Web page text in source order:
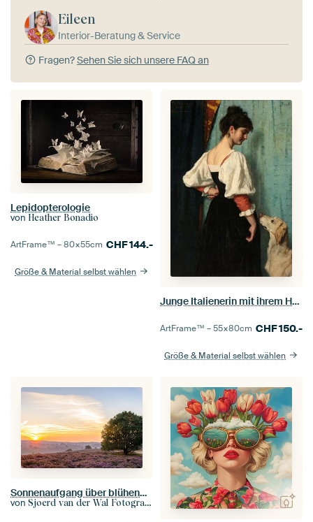
Eileen
Interior-Beratung & Service
Fragen?Sehen Sie sich unsere FAQ an
Lepidopterologie
von Heather Bonadio
ArtFrame™ –80×55cm CHF144.-
Größe & Material selbst wählen
Junge Italienerin mit ihrem Hund Puck (Thérèse Schwartze)
ArtFrame™ –55×80cm CHF150.-
Größe & Material selbst wählen
Sonnenaufgang über blühenden Heidekrautfeldern in den Hügeln
von Sjoerd van der Wal Fotografie